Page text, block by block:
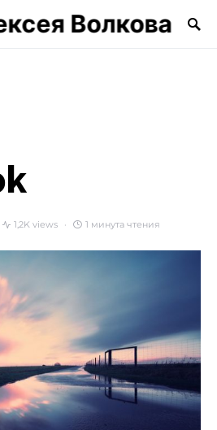
Волкова
1,2K views 1 минута чтения